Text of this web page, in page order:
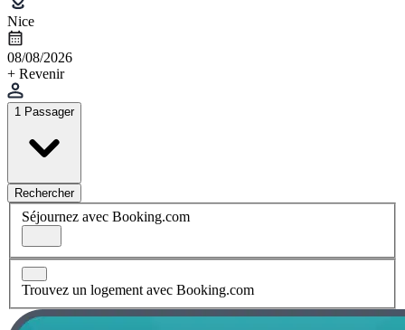
Nice
08/08/2026
+ Revenir
1 Passager
Rechercher
Séjournez avec Booking.com
Trouvez un logement avec Booking.com